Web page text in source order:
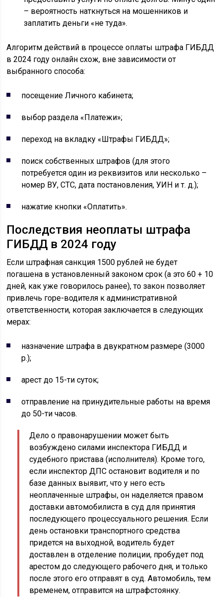
– вероятность наткнуться на мошенников и
заплатить деньги «не туда».
Алгоритм действий в процессе оплаты штрафа ГИБДД
в 2024 году онлайн схож, вне зависимости от
выбранного способа:
посещение Личного кабинета;
выбор раздела «Платежи»;
переход на вкладку «Штрафы ГИБДД»;
поиск собственных штрафов (для этого
потребуется один из реквизитов или несколько –
номер ВУ, СТС, дата постановления, УИН и т. д.);
нажатие кнопки «Оплатить».
Последствия неоплаты штрафа
ГИБДД в 2024 году
Если штрафная санкция 1500 рублей не будет
погашена в установленный законом срок (а это 60 + 10
дней, как уже говорилось ранее), то закон позволяет
привлечь горе-водителя к административной
ответственности, которая заключается в следующих
мерах:
назначение штрафа в двукратном размере (3000
р.);
арест до 15-ти суток;
отправление на принудительные работы на время
до 50-ти часов.
Дело о правонарушении может быть
возбуждено силами инспектора ГИБДД и
судебного пристава (исполнителя). Кроме того,
если инспектор ДПС остановит водителя и по
базе данных выявит, что у него есть
неоплаченные штрафы, он наделяется правом
доставки автомобилиста в суд для принятия
последующего процессуального решения. Если
день остановки транспортного средства
придется на выходной, водитель будет
доставлен в отделение полиции, пробудет под
арестом до следующего рабочего дня, и только
после этого его отправят в суд. Автомобиль, тем
временем, отправится на штрафстоянку.